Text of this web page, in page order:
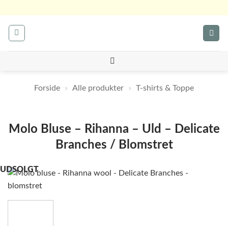
indhold
Forside » Alle produkter » T-shirts & Toppe
Molo Bluse – Rihanna – Uld – Delicate
Branches / Blomstret
UDSOLGT